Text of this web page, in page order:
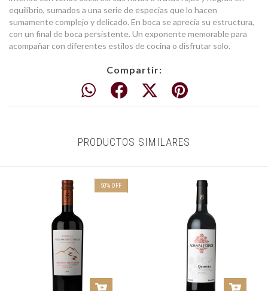
equilibrio, sumados a una serie de especias que lo hacen
sumamente complejo y delicado. En boca se aprecia su estructura,
con un final de boca persistente. Un exponente memorable para
acompañar con diferentes estilos de cocina o disfrutar solo.
Compartir:
PRODUCTOS SIMILARES
50% OFF